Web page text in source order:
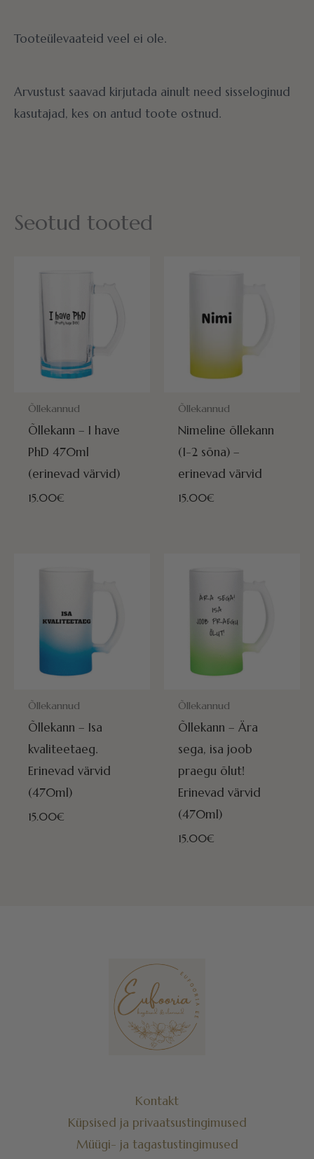
Tooteülevaateid veel ei ole.
Arvustust saavad kirjutada ainult need sisseloginud
kasutajad, kes on antud toote ostnud.
Seotud tooted
POSTITAMISEKS VALMIS HOMME!
Õllekannud
Õllekann – I have
PhD 470ml
(erinevad värvid)
15.00€
POSTITAMISEKS VALMIS
Õllekannud
Nimeline õllekann
(1-2 sõna) –
erinevad värvid
15.00€
POSTITAMISEKS VALMIS HOMME!
Õllekannud
Õllekann – Isa
kvaliteetaeg.
Erinevad värvid
(470ml)
15.00€
POSTITAMISEKS VALMIS
Õllekannud
Õllekann – Ära
sega, isa joob
praegu õlut!
Erinevad värvid
(470ml)
15.00€
Kontakt
Küpsised ja privaatsustingimused
Müügi- ja tagastustingimused